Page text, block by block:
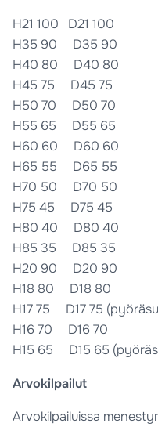
H21 100 D21 100
H35 90 D35 90
H40 80 D40 80
H45 75 D45 75
H50 70 D50 70
H55 65 D55 65
H60 60 D60 60
H65 55 D65 55
H70 50 D70 50
H75 45 D75 45
H80 40 D80 40
H85 35 D85 35
H20 90 D20 90
H18 80 D18 80
H17 75 D17 75
H16 70 D16 70
H15 65 D15 65
Arvokilpailut
Arvokilpailuissa